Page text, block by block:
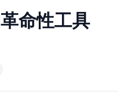
命性工具